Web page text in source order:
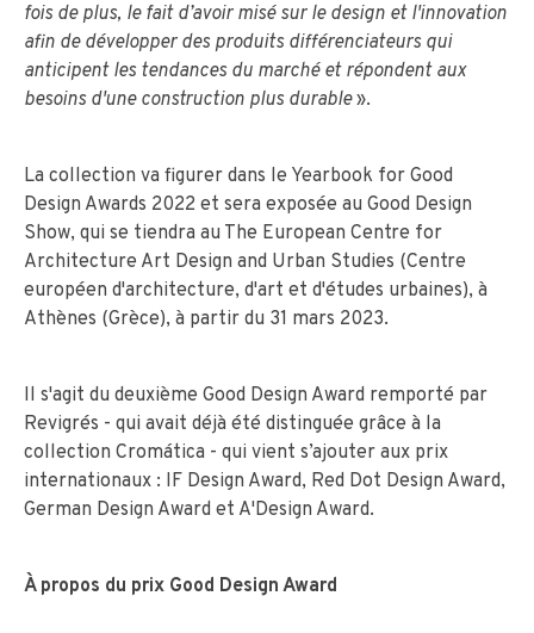
fois de plus, le fait d’avoir misé sur le design et l'innovation
afin de développer des produits différenciateurs qui
anticipent les tendances du marché et répondent aux
besoins d'une construction plus durable».
La collection va figurer dans le Yearbook for Good
Design Awards 2022 et sera exposée au Good Design
Show, qui se tiendra au The European Centre for
Architecture Art Design and Urban Studies (Centre
européen d'architecture, d'art et d'études urbaines), à
Athènes (Grèce), à partir du 31 mars 2023.
Il s'agit du deuxième Good Design Award remporté par
Revigrés - qui avait déjà été distinguée grâce à la
collection Cromática - qui vient s’ajouter aux prix
internationaux : IF Design Award, Red Dot Design Award,
German Design Award et A'Design Award.
À propos du prix Good Design Award